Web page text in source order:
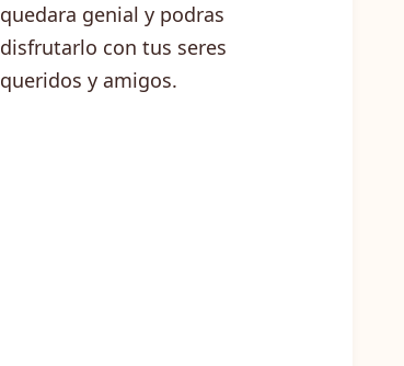
quedara genial y podras
disfrutarlo con tus seres
queridos y amigos.